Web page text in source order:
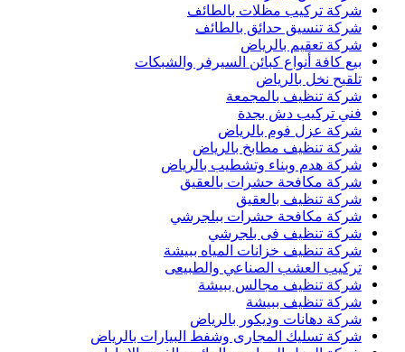
شركة تركيب مظلات بالطائف
شركة تنسيق حدائق بالطائف
شركة تعقيم بالرياض
بيع كافة أنواع كبائن السيرفر والشبكات
تلقيح نخل بالرياض
شركة تنظيف بالمجمعة
فني تركيب دش بجدة
شركة عزل فوم بالرياض
شركة تنظيف مطابخ بالرياض
شركة هدم وبناء وتشطيب بالرياض
شركة مكافحة حشرات بالعقيق
شركة تنظيف بالعقيق
شركة مكافحة حشرات ببلجرشي
شركة تنظيف فى بلجرشي
شركة تنظيف خزانات المياه ببيشة
تركيب العشب الصناعي والطبيعى
شركة تنظيف مجالس ببيشة
شركة تنظيف ببيشة
شركة دهانات وديكور بالرياض
شركة تسليك المجارى وشفط البيارات بالرياض